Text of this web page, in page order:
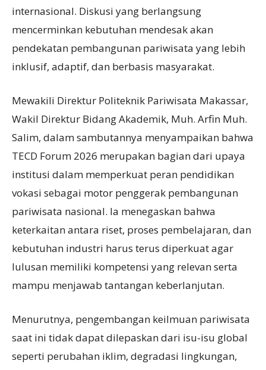
internasional. Diskusi yang berlangsung
mencerminkan kebutuhan mendesak akan
pendekatan pembangunan pariwisata yang lebih
inklusif, adaptif, dan berbasis masyarakat.
Mewakili Direktur Politeknik Pariwisata Makassar,
Wakil Direktur Bidang Akademik, Muh. Arfin Muh.
Salim, dalam sambutannya menyampaikan bahwa
TECD Forum 2026 merupakan bagian dari upaya
institusi dalam memperkuat peran pendidikan
vokasi sebagai motor penggerak pembangunan
pariwisata nasional. Ia menegaskan bahwa
keterkaitan antara riset, proses pembelajaran, dan
kebutuhan industri harus terus diperkuat agar
lulusan memiliki kompetensi yang relevan serta
mampu menjawab tantangan keberlanjutan.
Menurutnya, pengembangan keilmuan pariwisata
saat ini tidak dapat dilepaskan dari isu-isu global
seperti perubahan iklim, degradasi lingkungan,